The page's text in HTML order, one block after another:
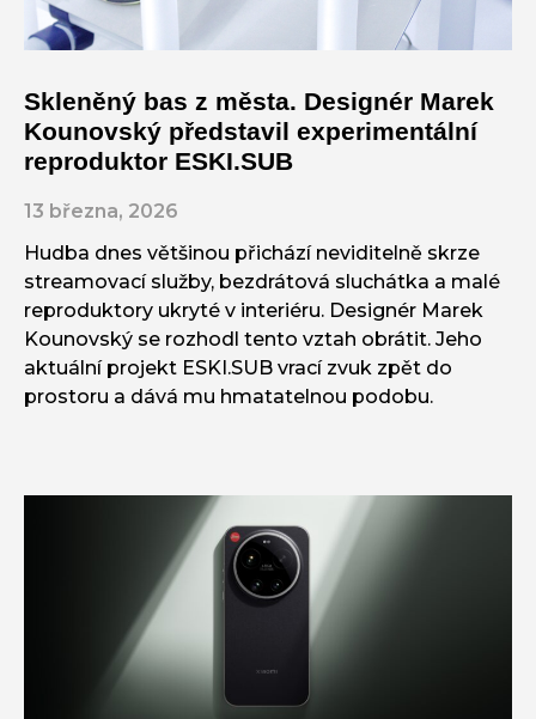
Skleněný bas z města. Designér Marek
Kounovský představil experimentální
reproduktor ESKI.SUB
13 března, 2026
Hudba dnes většinou přichází neviditelně skrze
streamovací služby, bezdrátová sluchátka a malé
reproduktory ukryté v interiéru. Designér Marek
Kounovský se rozhodl tento vztah obrátit. Jeho
aktuální projekt ESKI.SUB vrací zvuk zpět do
prostoru a dává mu hmatatelnou podobu.